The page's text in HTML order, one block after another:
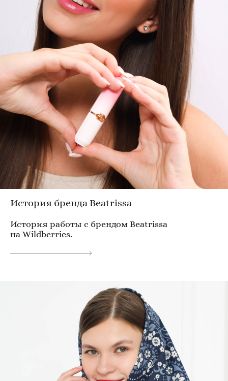
История бренда Beatrissa
История работы с брендом Beatrissa
на Wildberries.